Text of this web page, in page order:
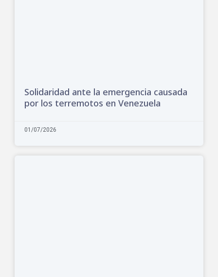
Solidaridad ante la emergencia causada
por los terremotos en Venezuela
01/07/2026